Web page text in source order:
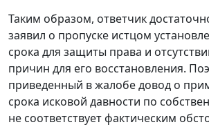
Таким образом, ответчик
заявил о пропуске истцом
срока для защиты права и
причин для его восстановления.
приведенный в жалобе довод о
срока исковой давности по
не соответствует фактическим